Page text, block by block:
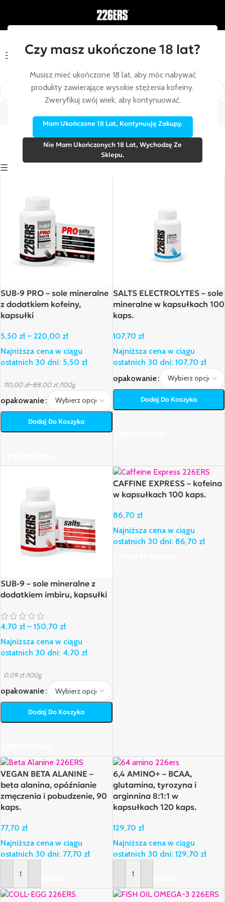
Czy masz ukończone 18 lat?
Musisz mieć ukończone 18 lat, aby móc nabywać
produkty zawierające wysokie stężenia kofeiny.
Zweryfikuj swój wiek, aby kontynuować.
Mam Ukończone 18 Lat, Kontynuuję Zakupy.
Nie Mam Ukończonych 18 Lat, Wychodzę Ze
Sklepu.
Menu
Kapsułki
SUB-9 PRO – sole mineralne
z dodatkiem kofeiny,
kapsułki
5,50 zł – 220,00 zł
Najniższa cena w ciągu
ostatnich 30 dni: 5,50 zł
110,00zł–88,00zł /100g
opakowanie
Dodaj Do Koszyka
SALTS ELECTROLYTES – sole
mineralne w kapsułkach 100
kaps.
107,70 zł
Najniższa cena w ciągu
ostatnich 30 dni: 107,70 zł
opakowanie
Dodaj Do Koszyka
SUB-9 – sole mineralne z
dodatkiem imbiru, kapsułki
4,70 zł – 150,70 zł
Najniższa cena w ciągu
ostatnich 30 dni: 4,70 zł
0,09zł /100g
opakowanie
Dodaj Do Koszyka
CAFFINE EXPRESS – kofeina
w kapsułkach 100 kaps.
86,70 zł
Najniższa cena w ciągu
ostatnich 30 dni: 86,70 zł
VEGAN BETA ALANINE –
beta alanina, opóźnianie
zmęczenia i pobudzenie, 90
kaps.
77,70 zł
Najniższa cena w ciągu
ostatnich 30 dni: 77,70 zł
Dodaj Do Koszyka
6,4 AMINO+ – BCAA,
glutamina, tyrozyna i
arginnina 8:1:1 w
kapsułkach 120 kaps.
129,70 zł
Najniższa cena w ciągu
ostatnich 30 dni: 129,70 zł
Dodaj Do Koszyka